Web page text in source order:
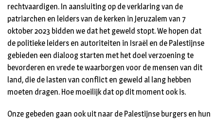
rechtvaardigen. In aansluiting op de verklaring van de
patriarchen en leiders van de kerken in Jeruzalem van 7
oktober 2023 bidden we dat het geweld stopt. We hopen dat
de politieke leiders en autoriteiten in Israël en de Palestijnse
gebieden een dialoog starten met het doel verzoening te
bevorderen en vrede te waarborgen voor de mensen van dit
land, die de lasten van conflict en geweld al lang hebben
moeten dragen. Hoe moeilijk dat op dit moment ook is.
Onze gebeden gaan ook uit naar de Palestijnse burgers en hun